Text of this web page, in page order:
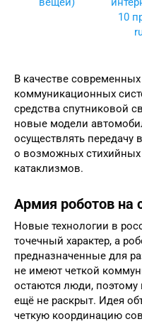
В качестве
коммуникационных
средства спутниковой
новые модели
осуществлять передачу
о возможных стихийных
катаклизмов.
Армия роботов на
Новые технологии в
точечный характер, а
предназначенные для
не имеют четкой
остаются люди, поэтому
ещё не раскрыт. Идея
четкую координацию